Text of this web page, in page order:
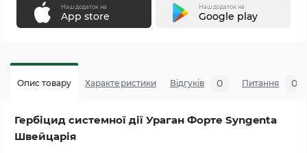
Наш додаток на
App store
Наш додаток на
Google play
Опис товару Характеристики Відгуків 0 Питання 0
Гербіцид системної дії Ураган Форте Syngenta
Швейцарія